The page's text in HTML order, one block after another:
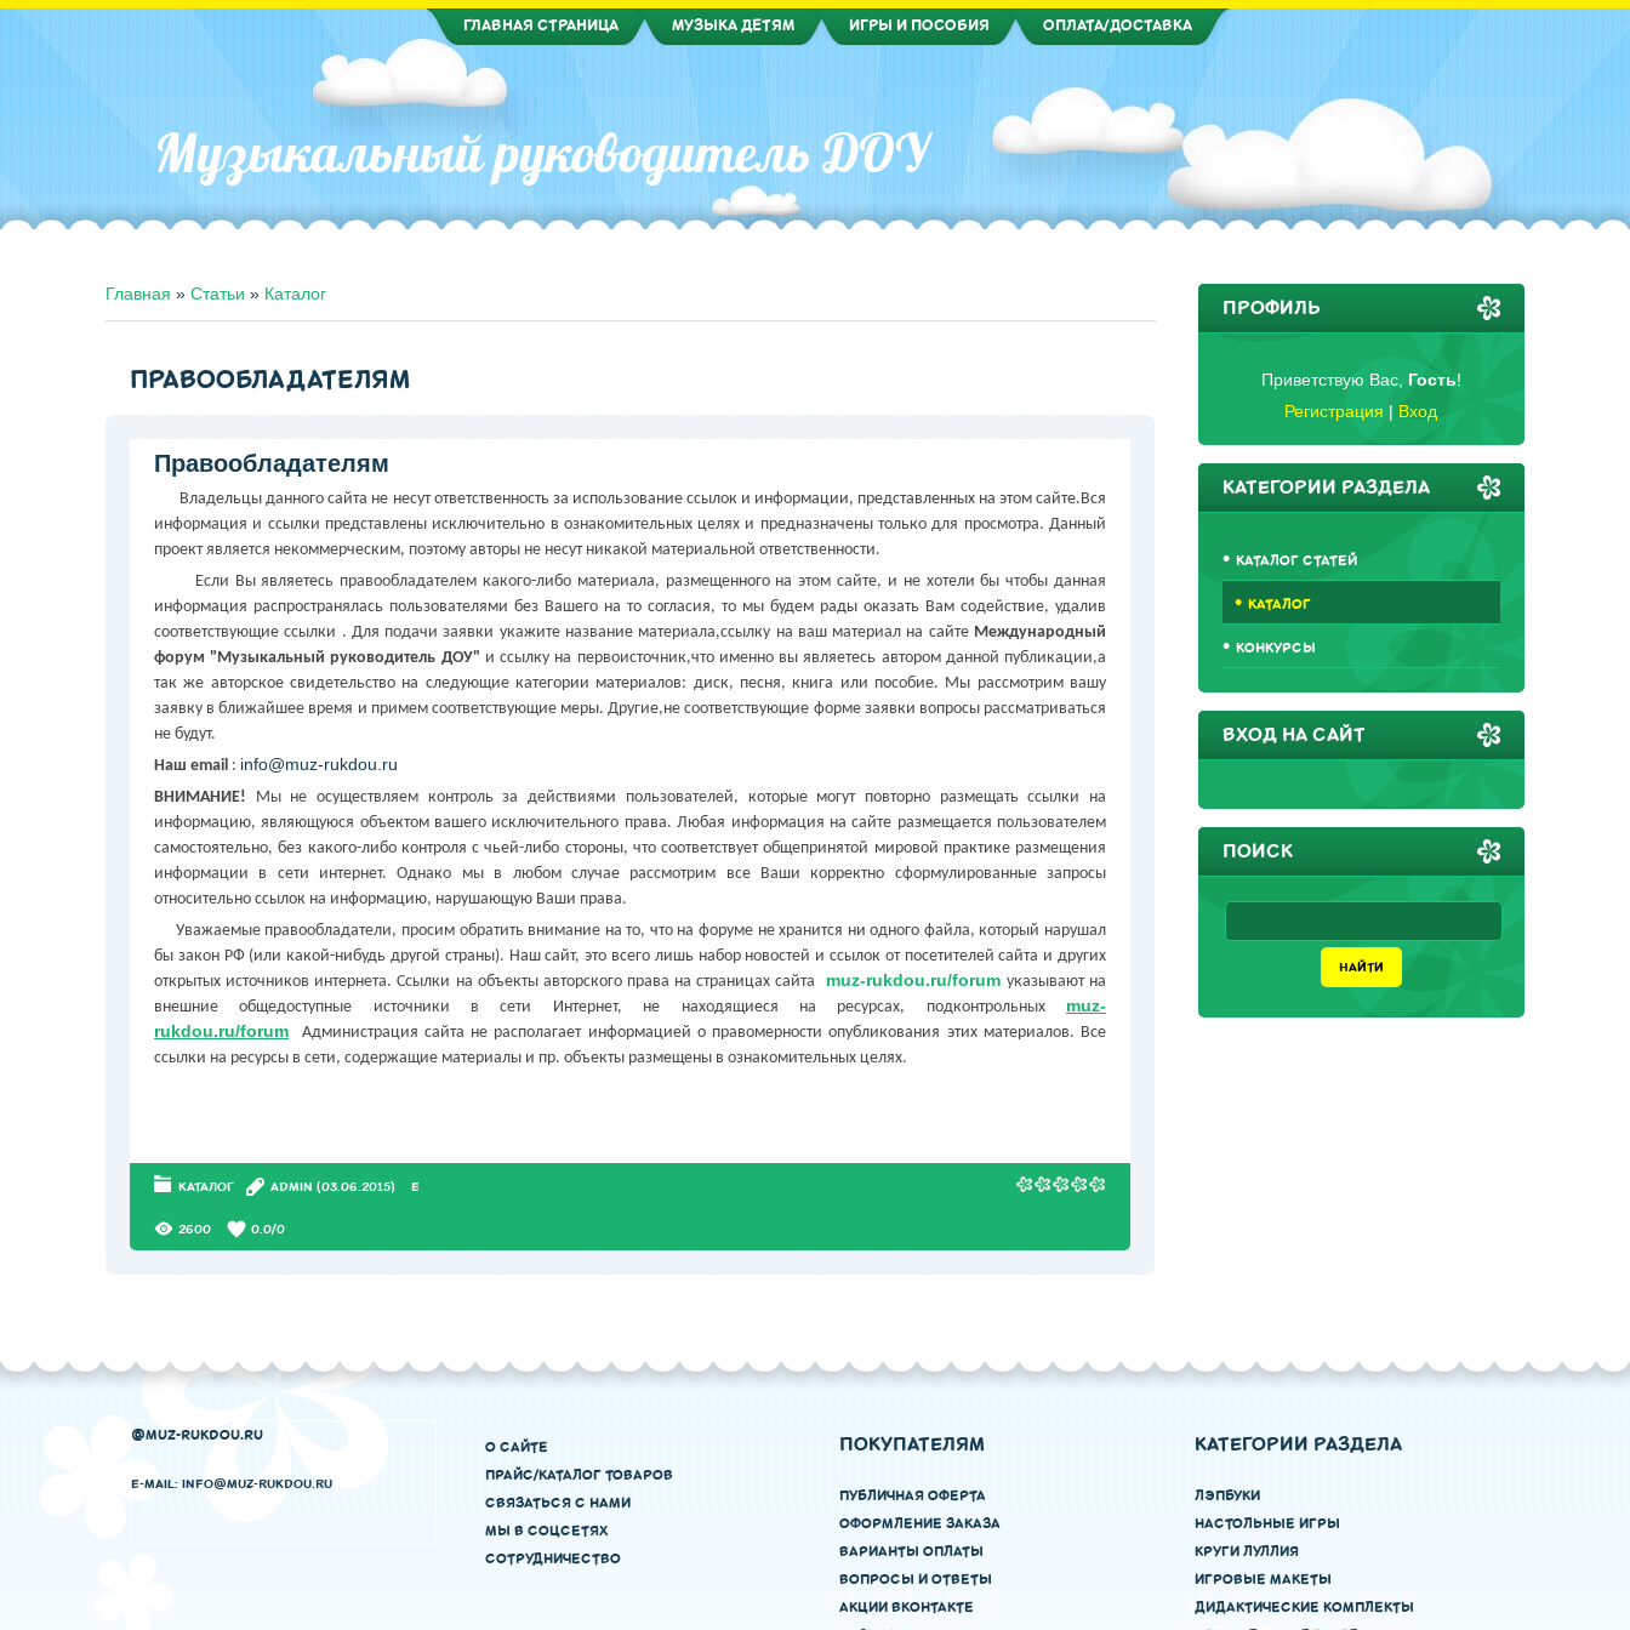
ГЛАВНАЯ СТРАНИЦА МУЗЫКА ДЕТЯМ ИГРЫ И ПОСОБИЯ ОПЛАТА/ДОСТАВКА
Музыкальный руководитель ДОУ
Главная » Статьи » Каталог
ПРАВООБЛАДАТЕЛЯМ
Правообладателям
Владельцы данного сайта не несут ответственность за использование ссылок и информации, представленных на этом сайте.Вся
информация и ссылки представлены исключительно в ознакомительных целях и предназначены только для просмотра. Данный
проект является некоммерческим, поэтому авторы не несут никакой материальной ответственности.
Если Вы являетесь правообладателем какого-либо материала, размещенного на этом сайте, и не хотели бы чтобы данная
информация распространялась пользователями без Вашего на то согласия, то мы будем рады оказать Вам содействие, удалив
соответствующие ссылки . Для подачи заявки укажите название материала,ссылку на ваш материал на сайте Международный
форум "Музыкальный руководитель ДОУ" и ссылку на первоисточник,что именно вы являетесь автором данной публикации,а
так же авторское свидетельство на следующие категории материалов: диск, песня, книга или пособие. Мы рассмотрим вашу
заявку в ближайшее время и примем соответствующие меры. Другие,не соответствующие форме заявки вопросы рассматриваться
не будут.
Наш email : info@muz-rukdou.ru
ВНИМАНИЕ! Мы не осуществляем контроль за действиями пользователей, которые могут повторно размещать ссылки на
информацию, являющуюся объектом вашего исключительного права. Любая информация на сайте размещается пользователем
самостоятельно, без какого-либо контроля с чьей-либо стороны, что соответствует общепринятой мировой практике размещения
информации в сети интернет. Однако мы в любом случае рассмотрим все Ваши корректно сформулированные запросы
относительно ссылок на информацию, нарушающую Ваши права.
Уважаемые правообладатели, просим обратить внимание на то, что на форуме не хранится ни одного файла, который нарушал
бы закон РФ (или какой-нибудь другой страны). Наш сайт, это всего лишь набор новостей и ссылок от посетителей сайта и других
открытых источников интернета. Ссылки на объекты авторского права на страницах сайта
muz-rukdou.ru/forum указывают на
внешние общедоступные источники в сети Интернет, не находящиеся на ресурсах, подконтрольных muz-
rukdou.ru/forum
Администрация сайта не располагает информацией о правомерности опубликования этих материалов. Все
ссылки на ресурсы в сети, содержащие материалы и пр. объекты размещены в ознакомительных целях.
КАТАЛОГ АDMIN (03.06.2015) E
2600 0.0/0
ПРОФИЛЬ
Приветствую Вас, Гость!
Регистрация | Вход
КАТЕГОРИИ РАЗДЕЛА
КАТАЛОГ СТАТЕЙ
КАТАЛОГ
КОНКУРСЫ
ВХОД НА САЙТ
ПОИСК
@MUZ-RUKDOU.RU
E-MAIL: INFO@MUZ-RUKDOU.RU
О САЙТЕ
ПРАЙС/КАТАЛОГ ТОВАРОВ
СВЯЗАТЬСЯ С НАМИ
МЫ В СОЦСЕТЯХ
СОТРУДНИЧЕСТВО
ПОКУПАТЕЛЯМ
ПУБЛИЧНАЯ ОФЕРТА
ОФОРМЛЕНИЕ ЗАКАЗА
ВАРИАНТЫ ОПЛАТЫ
ВОПРОСЫ И ОТВЕТЫ
АКЦИИ ВКОНТАКТЕ
КАТЕГОРИИ РАЗДЕЛА
ЛЭПБУКИ
НАСТОЛЬНЫЕ ИГРЫ
КРУГИ ЛУЛЛИЯ
ИГРОВЫЕ МАКЕТЫ
ДИДАКТИЧЕСКИЕ КОМПЛЕКТЫ